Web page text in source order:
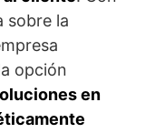
sobre la
opción
en